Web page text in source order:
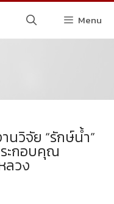
Menu
นวิจัย “รักษ์น้ำ”
ะกอบคุณ
ลวง